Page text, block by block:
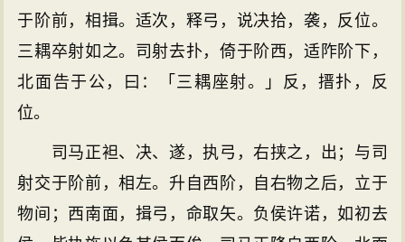
于阶前，相揖。适次，释弓，说决拾，袭，反位。
三耦卒射如之。司射去扑，倚于阶西，适阼阶下，
北面告于公，曰：「三耦座射。」反，搢扑，反
位。
司马正袒、决、遂，执弓，右挟之，出；与司
射交于阶前，相左。升自西阶，自右物之后，立于
物间；西南面，揖弓，命取矢。负侯许诺，如初去